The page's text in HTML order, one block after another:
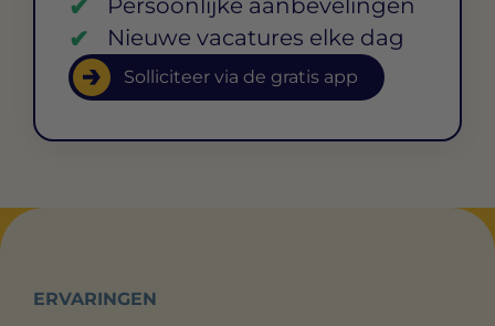
Persoonlijke aanbevelingen
Nieuwe vacatures elke dag
Solliciteer via de gratis app
ERVARINGEN